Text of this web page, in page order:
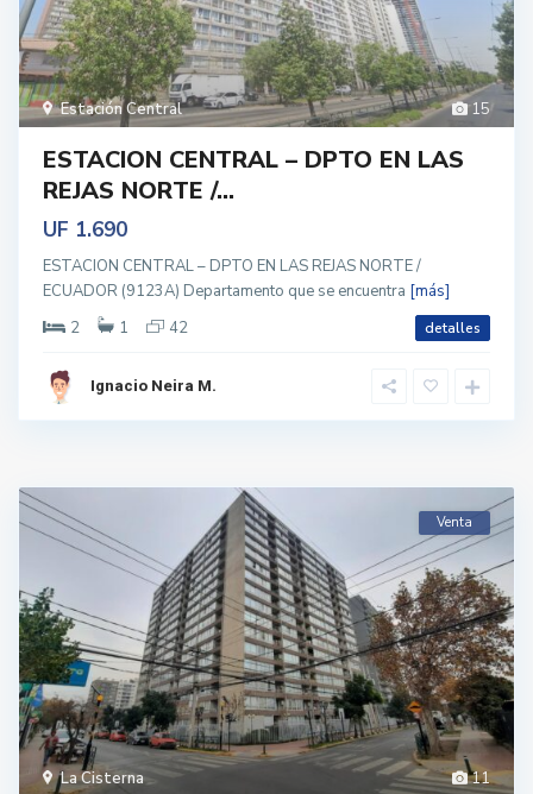
15
Estación Central
ESTACION CENTRAL – DPTO EN LAS
REJAS NORTE /...
UF 1.690
ESTACION CENTRAL – DPTO EN LAS REJAS NORTE /
ECUADOR (9123A) Departamento que se encuentra [más]
2
1 42 detalles
Ignacio Neira M.
11
La Cisterna
Venta